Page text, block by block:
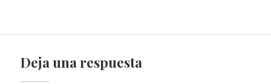
Deja una respuesta